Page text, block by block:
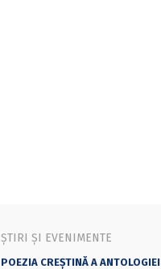
ȘTIRI ȘI EVENIMENTE
POEZIA CREȘTINĂ A ANTOLOGIEI